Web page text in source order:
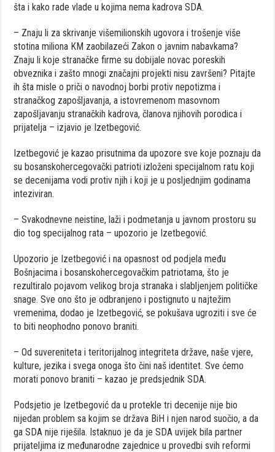
šta i kako rade vlade u kojima nema kadrova SDA.
– Znaju li za skrivanje višemilionskih ugovora i trošenje više
stotina miliona KM zaobilazeći Zakon o javnim nabavkama?
Znaju li koje stranačke firme su dobijale novac poreskih
obveznika i zašto mnogi značajni projekti nisu završeni? Pitajte
ih šta misle o priči o navodnoj borbi protiv nepotizma i
stranačkog zapošljavanja, a istovremenom masovnom
zapošljavanju stranačkih kadrova, članova njihovih porodica i
prijatelja – izjavio je Izetbegović.
Izetbegović je kazao prisutnima da upozore sve koje poznaju da
su bosanskohercegovački patrioti izloženi specijalnom ratu koji
se decenijama vodi protiv njih i koji je u posljednjim godinama
inteziviran.
– Svakodnevne neistine, laži i podmetanja u javnom prostoru su
dio tog specijalnog rata – upozorio je Izetbegović.
Upozorio je Izetbegović i na opasnost od podjela među
Bošnjacima i bosanskohercegovačkim patriotama, što je
rezultiralo pojavom velikog broja stranaka i slabljenjem političke
snage. Sve ono što je odbranjeno i postignuto u najtežim
vremenima, dodao je Izetbegović, se pokušava ugroziti i sve će
to biti neophodno ponovo braniti.
– Od suvereniteta i teritorijalnog integriteta države, naše vjere,
kulture, jezika i svega onoga što čini naš identitet. Sve ćemo
morati ponovo braniti – kazao je predsjednik SDA.
Podsjetio je Izetbegović da u protekle tri decenije nije bio
nijedan problem sa kojim se država BiH i njen narod suočio, a da
ga SDA nije riješila. Istaknuo je da je SDA uvijek bila partner
prijateljima iz međunarodne zajednice u provedbi svih reformi